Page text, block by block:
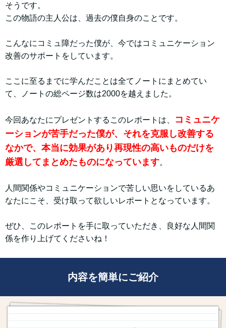
そうです。
この物語の主人公は、過去の僕自身のことです。
こんなにコミュ障だった僕が、今ではコミュニケーション
改善のサポートをしています。
ここに至るまでに学んだことは全てノートにまとめてい
て、ノートの総ページ数は2000を越えました。
今回あなたにプレゼントするこのレポートは、
コミュニケ
ーションが苦手だった僕が、それを克服し改善する
なかで、本当に効果があり再現性の高いものだけを
厳選してまとめたものになっています。
人間関係やコミュニケーションで苦しい思いをしているあ
なたにこそ、受け取って欲しいレポートとなっています。
ぜひ、このレポートを手に取っていただき、良好な人間関
係を作り上げてくださいね！
内容を簡単にご紹介